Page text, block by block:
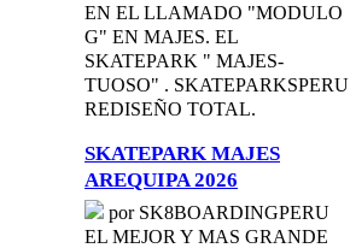
EN EL LLAMADO "MODULO
G" EN MAJES. EL
SKATEPARK " MAJES-
TUOSO" . SKATEPARKSPERU
REDISEÑO TOTAL.
SKATEPARK MAJES
AREQUIPA 2026
por SK8BOARDINGPERU
EL MEJOR Y MAS GRANDE